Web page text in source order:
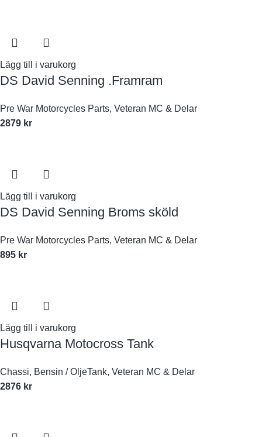
Lägg till i varukorg
DS David Senning .Framram
Pre War Motorcycles Parts, Veteran MC & Delar
2879 kr
Lägg till i varukorg
DS David Senning Broms sköld
Pre War Motorcycles Parts, Veteran MC & Delar
895 kr
Lägg till i varukorg
Husqvarna Motocross Tank
Chassi, Bensin / OljeTank, Veteran MC & Delar
2876 kr